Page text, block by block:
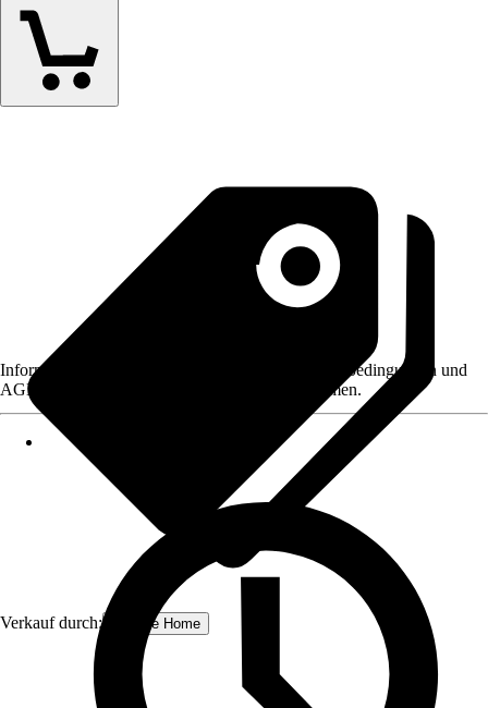
Verkauf durch: Schulte Home
Informationen des Verkäufers, wie z. B. Rückgabebedingungen und
AGB, finden Sie bei Klick auf den Verkäufernamen.